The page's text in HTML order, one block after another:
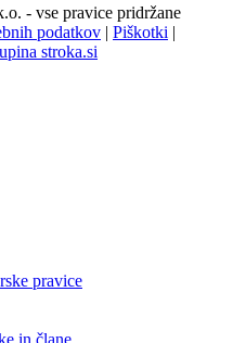
- vse pravice pridržane
podatkov | Piškotki |
stroka.si
pravice
in člane